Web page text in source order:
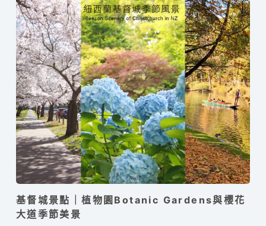
基督城景點｜植物園Botanic Gardens與櫻花
大道季節美景